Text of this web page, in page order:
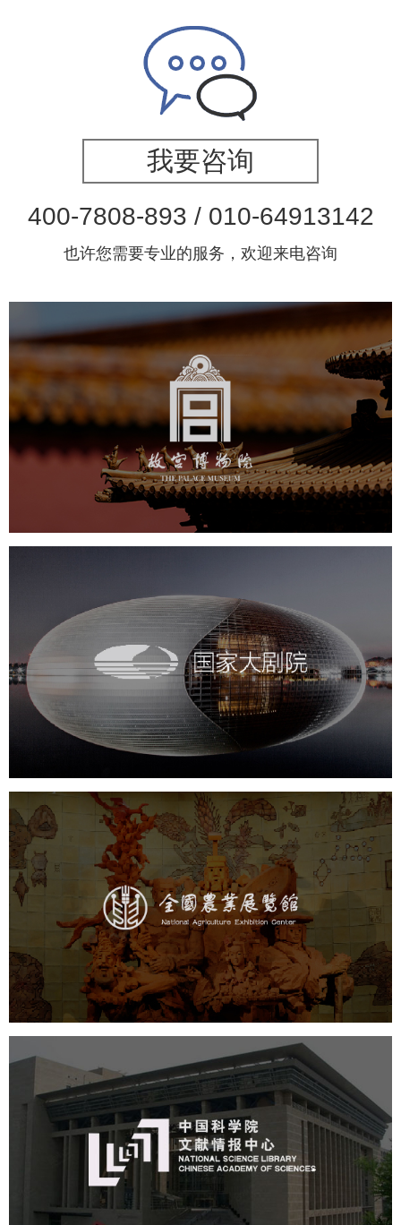
我要咨询
400-7808-893 / 010-64913142
也许您需要专业的服务，欢迎来电咨询
故宫博物院
文化艺术 博物馆 智慧博物馆
博物馆网站建设
景区网站建设
文创商城 万能专题 网站代运营
国家大剧院
文化艺术 剧院 智慧展馆 展馆网站建设
农业展览馆
文化艺术 展馆网站建设
博物馆展厅设计
数字博物馆建设
展厅空间设计
企业展厅设计
公司展厅设计
北京展厅设计 产品展厅设计
中国科学院文献情报中心
网站建设
数字博物馆建设
展厅空间设计